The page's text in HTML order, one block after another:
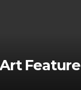
Feature